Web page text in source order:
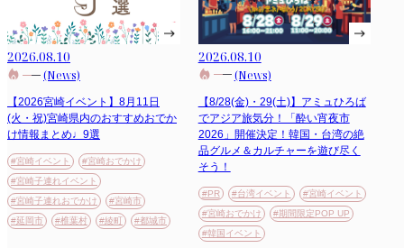
2026.08.10
(News)
【2026宮崎イベント】8月11日
(火・祝)宮崎県内のおすすめおでか
け情報まとめ♩9選
#宮崎イベント
#宮崎おでかけ
#宮崎子連れイベント
#宮崎子連れおでかけ
#宮崎市
#延岡市
#椎葉村 #綾町 #都城市
2026.08.10
(News)
【8/28(金)・29(土)】アミュひろば
でアジア旅気分！「酔い宵夜市
2026」開催決定！韓国・台湾の絶
品グルメ＆カルチャーを遊び尽く
そう！
#PR #台湾イベント
#宮崎イベント
#宮崎おでかけ
#期間限定POP UP
#韓国イベント